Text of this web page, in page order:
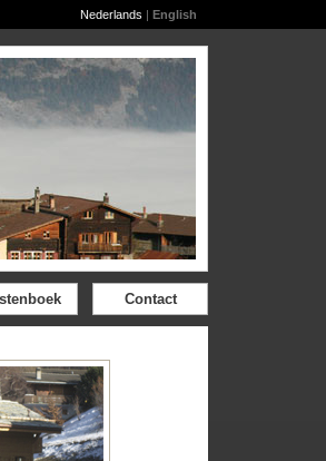
Nederlands | English
Contact